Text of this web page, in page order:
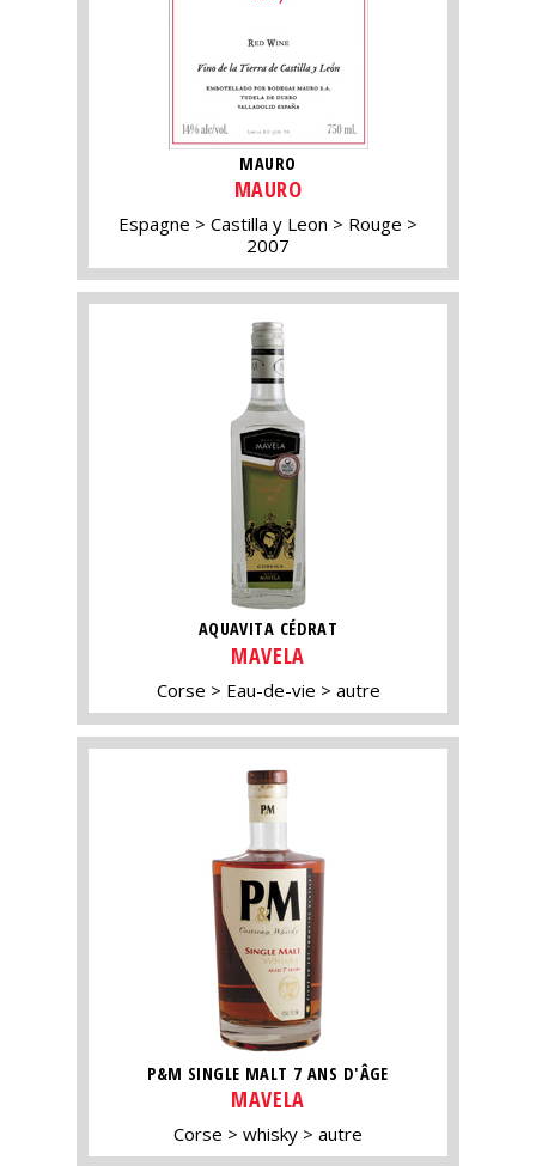
MAURO
MAURO
Espagne Castilla y Leon
Rouge
2007
AQUAVITA CÉDRAT
MAVELA
Corse Eau-de-vie autre
P&M SINGLE MALT 7 ANS D'ÂGE
MAVELA
Corse whisky autre